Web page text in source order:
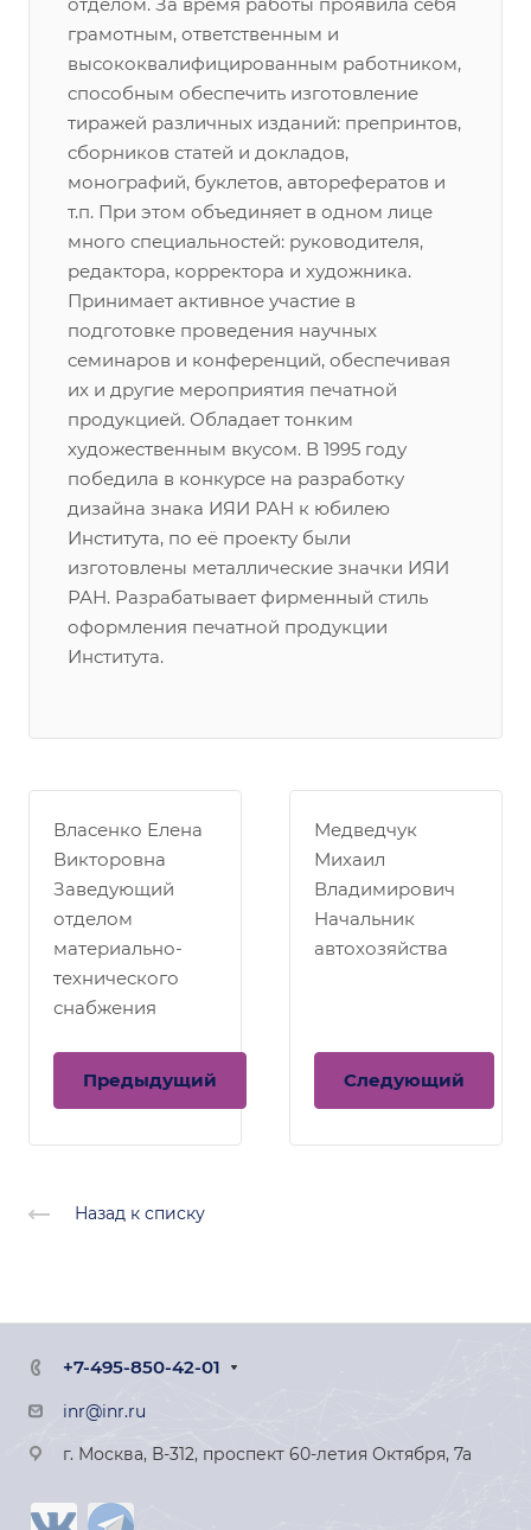
грамотным, ответственным и
высококвалифицированным работником,
способным обеспечить изготовление
тиражей различных изданий: препринтов,
сборников статей и докладов,
монографий, буклетов, авторефератов и
т.п. При этом объединяет в одном лице
много специальностей: руководителя,
редактора, корректора и художника.
Принимает активное участие в
подготовке проведения научных
семинаров и конференций, обеспечивая
их и другие мероприятия печатной
продукцией. Обладает тонким
художественным вкусом. В 1995 году
победила в конкурсе на разработку
дизайна знака ИЯИ РАН к юбилею
Института, по её проекту были
изготовлены металлические значки ИЯИ
РАН. Разрабатывает фирменный стиль
оформления печатной продукции
Института.
Власенко Елена
Викторовна
Заведующий
отделом
материально-
технического
снабжения
Предыдущий
Медведчук
Михаил
Владимирович
Начальник
автохозяйства
Следующий
Назад к списку
+7-495-850-42-01
inr@inr.ru
г. Москва, В-312, проспект 60-летия Октября, 7а